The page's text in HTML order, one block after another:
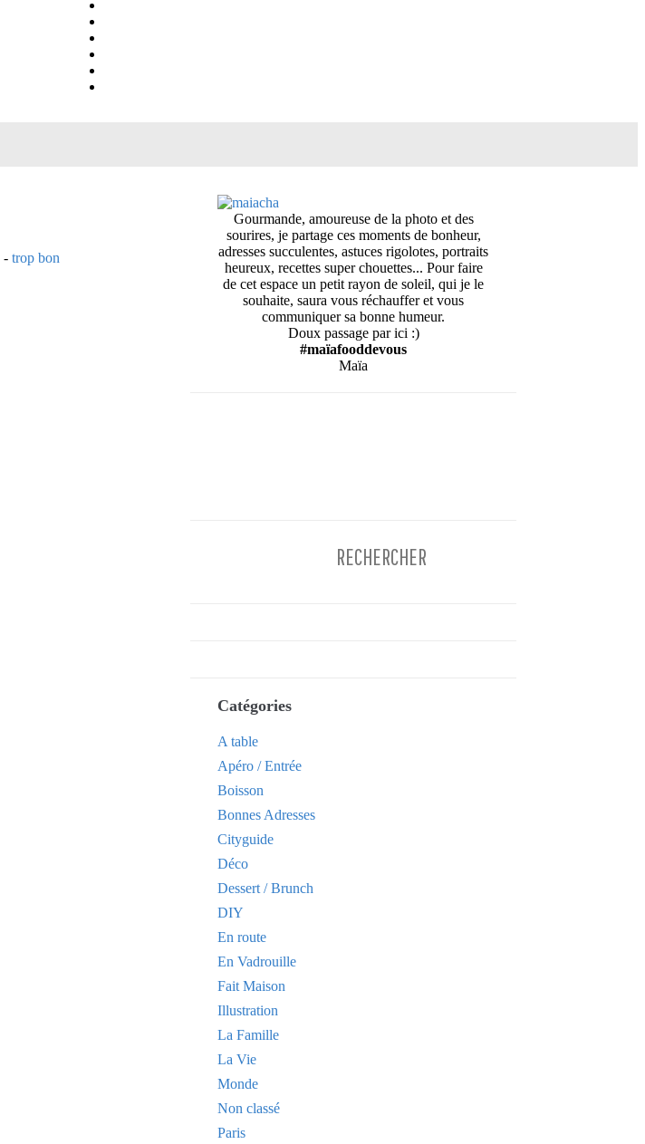
- trop bon
Gourmande, amoureuse de la photo et des
sourires, je partage ces moments de bonheur,
adresses succulentes, astuces rigolotes, portraits
heureux, recettes super chouettes... Pour faire
de cet espace un petit rayon de soleil, qui je le
souhaite, saura vous réchauffer et vous
communiquer sa bonne humeur.
Doux passage par ici :)
#maïafooddevous
Maïa
Catégories
A table
Apéro / Entrée
Boisson
Bonnes Adresses
Cityguide
Déco
Dessert / Brunch
DIY
En route
En Vadrouille
Fait Maison
Illustration
La Famille
La Vie
Monde
Non classé
Paris